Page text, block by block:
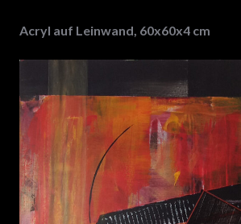
Acryl auf Leinwand, 60x60x4 cm